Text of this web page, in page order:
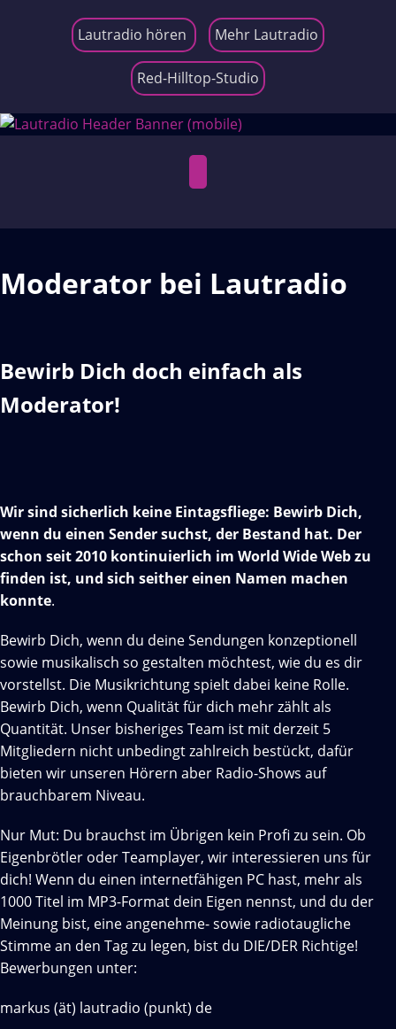
Lautradio hören Mehr Lautradio
Red-Hilltop-Studio
Moderator bei Lautradio
Bewirb Dich doch einfach als
Moderator!
Wir sind sicherlich keine Eintagsfliege: Bewirb Dich,
wenn du einen Sender suchst, der Bestand hat. Der
schon seit 2010 kontinuierlich im World Wide Web zu
finden ist, und sich seither einen Namen machen
konnte.
Bewirb Dich, wenn du deine Sendungen konzeptionell
sowie musikalisch so gestalten möchtest, wie du es dir
vorstellst. Die Musikrichtung spielt dabei keine Rolle.
Bewirb Dich, wenn Qualität für dich mehr zählt als
Quantität. Unser bisheriges Team ist mit derzeit 5
Mitgliedern nicht unbedingt zahlreich bestückt, dafür
bieten wir unseren Hörern aber Radio-Shows auf
brauchbarem Niveau.
Nur Mut: Du brauchst im Übrigen kein Profi zu sein. Ob
Eigenbrötler oder Teamplayer, wir interessieren uns für
dich! Wenn du einen internetfähigen PC hast, mehr als
1000 Titel im MP3-Format dein Eigen nennst, und du der
Meinung bist, eine angenehme- sowie radiotaugliche
Stimme an den Tag zu legen, bist du DIE/DER Richtige!
Bewerbungen unter:
markus (ät) lautradio (punkt) de